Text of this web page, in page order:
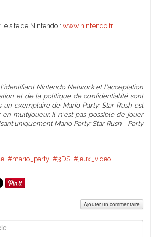
site de Nintendo : www.nintendo.fr
Nintendo Network et l'acceptation
et de la politique de confidentialité sont
un exemplaire de Mario Party: Star Rush est
en multijoueur. Il n'est pas possible de jouer
uniquement Mario Party: Star Rush - Party
mario_party 3DS
jeux_video
Ajouter un commentaire